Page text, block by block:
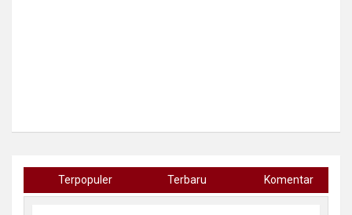
Terpopuler Terbaru Komentar